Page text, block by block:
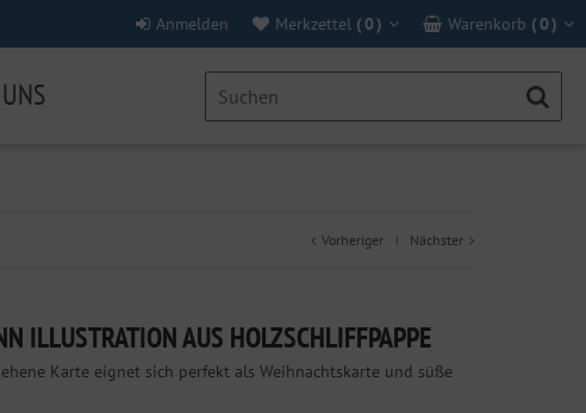
Warenkorb (0 )
Merkzettel (0 )
Anmelden
Vorheriger | Nächster
ILLUSTRATION AUS HOLZSCHLIFFPAPPE
Karte eignet sich perfekt als Weihnachtskarte und süße